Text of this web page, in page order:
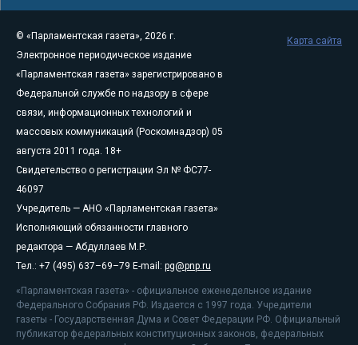
© «Парламентская газета», 2026 г.
Электронное периодическое издание
«Парламентская газета» зарегистрировано в
Федеральной службе по надзору в сфере
связи, информационных технологий и
массовых коммуникаций (Роскомнадзор) 05
августа 2011 года. 18+
Свидетельство о регистрации Эл № ФС77-
46097
Учредитель — АНО «Парламентская газета»
Исполняющий обязанности главного
редактора — Абдуллаев М.Р.
Тел.: +7 (495) 637–69–79 E-mail: pg@pnp.ru
«Парламентская газета» - официальное еженедельное издание
Федерального Собрания РФ. Издается с 1997 года. Учредители
газеты - Государственная Дума и Совет Федерации РФ. Официальный
публикатор федеральных конституционных законов, федеральных
Карта сайта